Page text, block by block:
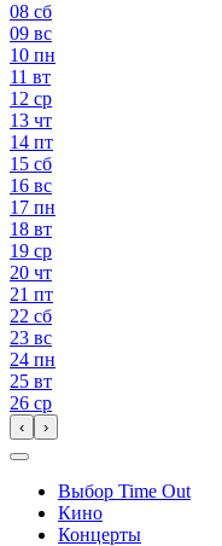
08 сб
09 вс
10 пн
11 вт
12 ср
13 чт
14 пт
15 сб
16 вс
17 пн
18 вт
19 ср
20 чт
21 пт
22 сб
23 вс
24 пн
25 вт
26 ср
‹ ›
Выбор Time Out
Кино
Концерты